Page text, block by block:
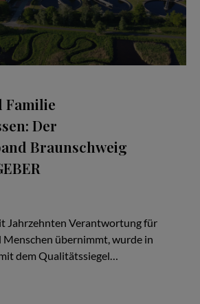
Familie
Der
Braunschweig
Jahrzehnten Verantwortung für
Menschen übernimmt, wurde in
dem Qualitätssiegel…